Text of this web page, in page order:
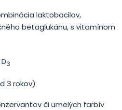
laktobacilov,
betaglukánu, s vitamínom
3
3 rokov)
či umelých farbív